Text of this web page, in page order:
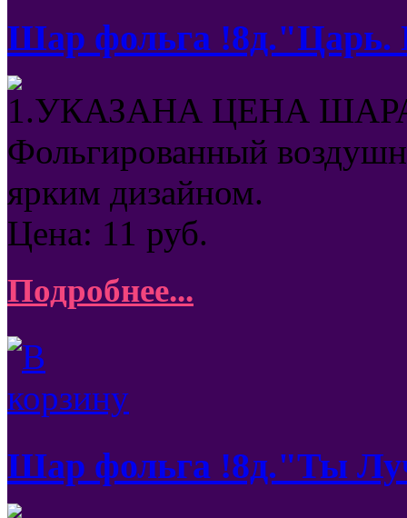
Шар фольга !8д."Царь.
1.УКАЗАНА ЦЕНА
Фольгированный
ярким дизайном.
Цена: 11 руб.
Подробнее...
Шар фольга !8д."Ты